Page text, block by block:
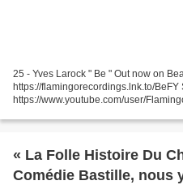
25 - Yves Larock " Be " Out now on
https://flamingorecordings.lnk.to/BeFY
https://www.youtube.com/user/
One Woman...
« La Folle Histoire Du
Comédie Bastille, nous